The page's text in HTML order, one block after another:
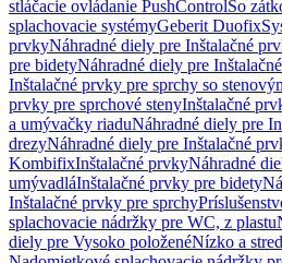
stláčacie ovládanie PushControlSo
splachovacie systémyGeberit Duofix
prvkyNáhradné diely pre Inštalačné
pre bidetyNáhradné diely pre
Inštalačné prvky pre sprchy so
prvky pre sprchové stenyInštalačné
a umývačky riaduNáhradné diely pre
drezyNáhradné diely pre Inštalačné
KombifixInštalačné prvkyNáhradné
umývadláInštalačné prvky pre bidety
Inštalačné prvky pre sprchy
splachovacie nádržky pre WC, z plastu
diely pre Vysoko položenéNízko a